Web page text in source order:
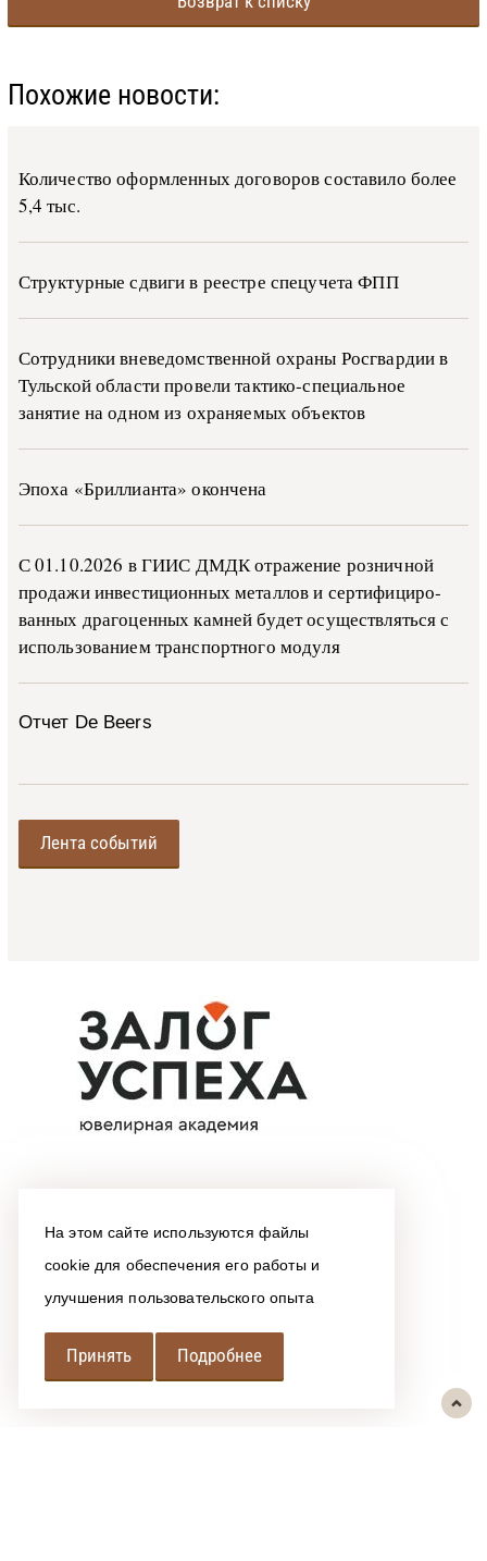
На этом сайте используются файлы
cookie для обеспечения его работы и
улучшения пользовательского опыта
Принять Подробнее
Похожие новости:
Количество оформленных договоров составило более
5,4 тыс.
Структурные сдвиги в реестре спецучета ФПП
Сотрудники вневедомственной охраны Росгвардии в
Тульской области провели тактико-специальное
занятие на одном из охраняемых объектов
Эпоха «Бриллианта» окончена
С 01.10.2026 в ГИИС ДМДК от­ра­же­ние роз­ни­ч­ной
про­да­жи ин­ве­сти­ци­он­ных ме­тал­лов и сер­ти­фи­ци­ро­
ван­ных дра­го­цен­ных ка­м­ней бу­дет осу­ще­ств­лять­ся с
ис­поль­зо­ва­ни­ем тран­с­пор­т­но­го мо­ду­ля
Отчет De Beers
Лента событий